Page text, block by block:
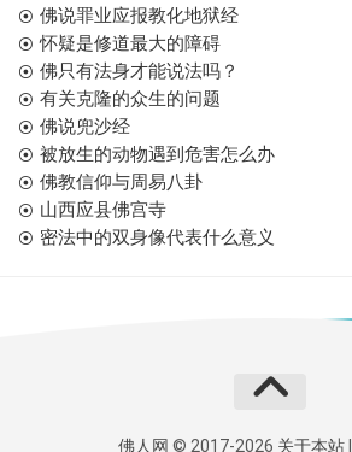
佛说罪业应报教化地狱经
怀疑是修道最大的障碍
佛只有法身才能说法吗？
有关克隆的众生的问题
佛说兜沙经
被放生的动物遇到危害怎么办
佛教信仰与周易八卦
山西应县佛宫寺
密法中的双身像代表什么意义
佛人网 © 2017-2026 关于本站|